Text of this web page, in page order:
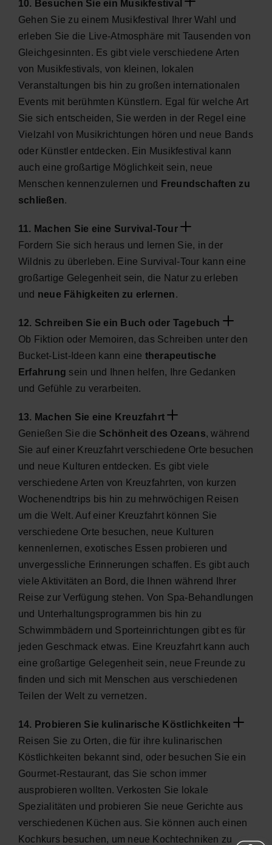
10. Besuchen Sie ein Musikfestival
Gehen Sie zu einem Musikfestival Ihrer Wahl und
erleben Sie die Live-Atmosphäre mit Tausenden von
Gleichgesinnten. Es gibt viele verschiedene Arten
von Musikfestivals, von kleinen, lokalen
Veranstaltungen bis hin zu großen internationalen
Events mit berühmten Künstlern. Egal für welche Art
Sie sich entscheiden, Sie werden in der Regel eine
Vielzahl von Musikrichtungen hören und neue Bands
oder Künstler entdecken. Ein Musikfestival kann
auch eine großartige Möglichkeit sein, neue
Menschen kennenzulernen und
Freundschaften zu
schließen.
11. Machen Sie eine Survival-Tour
Fordern Sie sich heraus und lernen Sie, in der
Wildnis zu überleben. Eine Survival-Tour kann eine
großartige Gelegenheit sein, die Natur zu erleben
und neue Fähigkeiten zu erlernen.
12. Schreiben Sie ein Buch oder Tagebuch
Ob Fiktion oder Memoiren, das Schreiben unter den
Bucket-List-Ideen kann eine therapeutische
Erfahrung sein und Ihnen helfen, Ihre Gedanken
und Gefühle zu verarbeiten.
13. Machen Sie eine Kreuzfahrt
Genießen Sie die Schönheit des Ozeans, während
Sie auf einer Kreuzfahrt verschiedene Orte besuchen
und neue Kulturen entdecken. Es gibt viele
verschiedene Arten von Kreuzfahrten, von kurzen
Wochenendtrips bis hin zu mehrwöchigen Reisen
um die Welt. Auf einer Kreuzfahrt können Sie
verschiedene Orte besuchen, neue Kulturen
kennenlernen, exotisches Essen probieren und
unvergessliche Erinnerungen schaffen. Es gibt auch
viele Aktivitäten an Bord, die Ihnen während Ihrer
Reise zur Verfügung stehen. Von Spa-Behandlungen
und Unterhaltungsprogrammen bis hin zu
Schwimmbädern und Sporteinrichtungen gibt es für
jeden Geschmack etwas. Eine Kreuzfahrt kann auch
eine großartige Gelegenheit sein, neue Freunde zu
finden und sich mit Menschen aus verschiedenen
Teilen der Welt zu vernetzen.
14. Probieren Sie kulinarische Köstlichkeiten
Reisen Sie zu Orten, die für ihre kulinarischen
Köstlichkeiten bekannt sind, oder besuchen Sie ein
Gourmet-Restaurant, das Sie schon immer
ausprobieren wollten. Verkosten Sie lokale
Spezialitäten und probieren Sie neue Gerichte aus
verschiedenen Küchen aus. Sie können auch einen
Kochkurs besuchen, um neue Kochtechniken zu